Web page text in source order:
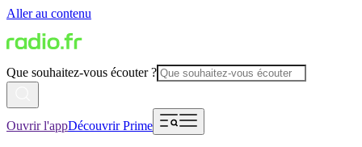
Aller au contenu
Que souhaitez-vous écouter ?
Ouvrir l'appDécouvrir Prime